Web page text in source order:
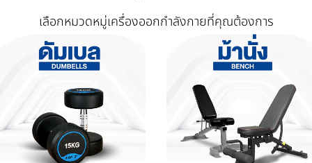
เลือกหมวดหมู่เครื่องออกกำลังกายที่คุณต้องการ